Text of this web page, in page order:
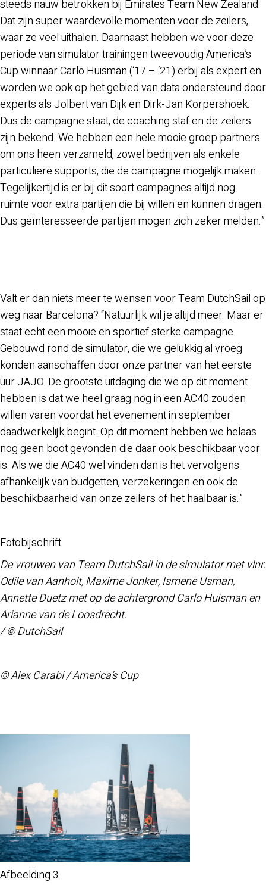
steeds nauw betrokken bij Emirates Team New Zealand.
Dat zijn super waardevolle momenten voor de zeilers,
waar ze veel uithalen. Daarnaast hebben we voor deze
periode van simulator trainingen tweevoudig America’s
Cup winnaar Carlo Huisman (‘17 – ‘21) erbij als expert en
worden we ook op het gebied van data ondersteund door
experts als Jolbert van Dijk en Dirk-Jan Korpershoek.
Dus de campagne staat, de coaching staf en de zeilers
zijn bekend. We hebben een hele mooie groep partners
om ons heen verzameld, zowel bedrijven als enkele
particuliere supports, die de campagne mogelijk maken.
Tegelijkertijd is er bij dit soort campagnes altijd nog
ruimte voor extra partijen die bij willen en kunnen dragen.
Dus geïnteresseerde partijen mogen zich zeker melden.”
Valt er dan niets meer te wensen voor Team DutchSail op
weg naar Barcelona? “Natuurlijk wil je altijd meer. Maar er
staat echt een mooie en sportief sterke campagne.
Gebouwd rond de simulator, die we gelukkig al vroeg
konden aanschaffen door onze partner van het eerste
uur JAJO. De grootste uitdaging die we op dit moment
hebben is dat we heel graag nog in een AC40 zouden
willen varen voordat het evenement in september
daadwerkelijk begint. Op dit moment hebben we helaas
nog geen boot gevonden die daar ook beschikbaar voor
is. Als we die AC40 wel vinden dan is het vervolgens
afhankelijk van budgetten, verzekeringen en ook de
beschikbaarheid van onze zeilers of het haalbaar is.”
Fotobijschrift
De vrouwen van Team DutchSail in de simulator met vlnr.
Odile van Aanholt, Maxime Jonker, Ismene Usman,
Annette Duetz met op de achtergrond Carlo Huisman en
Arianne van de Loosdrecht.
/ © DutchSail
© Alex Carabi / America’s Cup
Afbeelding 3